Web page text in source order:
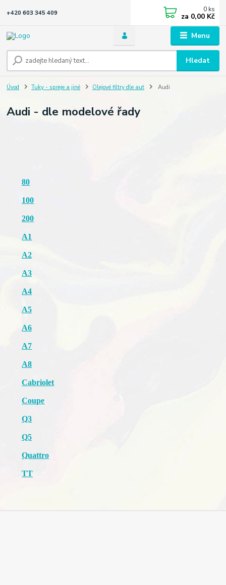
Menu
Hledat
+420 603 345 409 0 ks
za 0,00 Kč
Úvod Tuky - spreje a jiné Olejové filtry dle aut Audi
Audi - dle modelové řady
80
100
200
A1
A2
A3
A4
A5
A6
A7
A8
Cabriolet
Coupe
Q3
Q5
Quattro
TT